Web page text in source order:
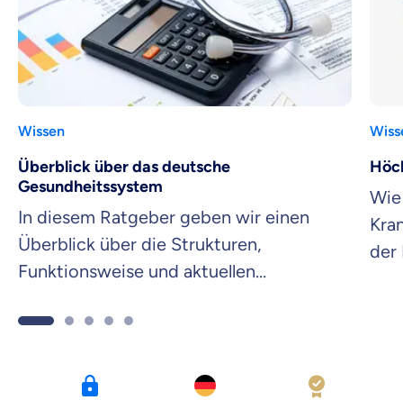
Wissen
Überblick über das deutsche
Gesundheitssystem
In diesem Ratgeber geben wir einen
Überblick über die Strukturen,
Funktionsweise und aktuellen
Gesundheitssystems.
der